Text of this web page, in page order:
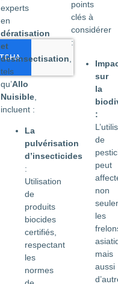
experts
en
dératisation
et
désinsectisation
tels
qu’Allo
Nuisible
incluent :
La
pulvérisation
d’insecticides
:
Utilisation
de
produits
biocides
certifiés,
respectant
les
normes
points
clés à
considérer
:
sur
la
:
de
peut
non
les
mais
aussi